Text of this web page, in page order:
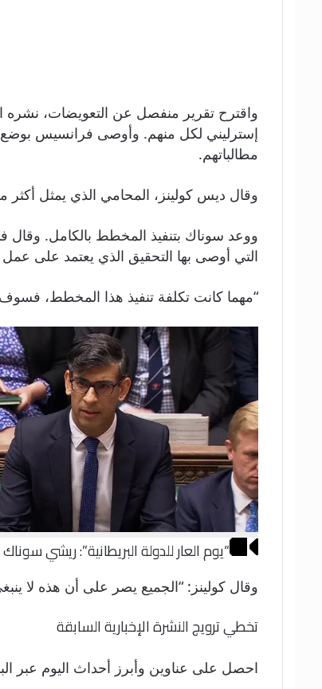
إسترليني لكل منهم. وأوصى فرانسيس
مطالباتهم.
وقال ديس كولينز، المحامي الذي يمثل أكثر من 1500 ضحية، إن المخطط من المحتمل أن يتبع التوصيات الواردة في تقرير
ووعد سوناك بتنفيذ المخطط بالكامل. وقال
التي أوصى بها التحقيق الذي يعتمد على
“مهما كانت تكلفة تنفيذ هذا المخطط،
“يوم العار للدولة البريطانية”: ريشي
وقال كولينز: “الجميع يصر على أن هذه
تخطي ترويج النشرة الإخبارية السابقة
احصل على عناوين وأبرز أحداث اليوم عبر